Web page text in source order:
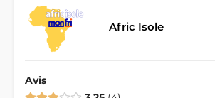
Afric Isole
Avis